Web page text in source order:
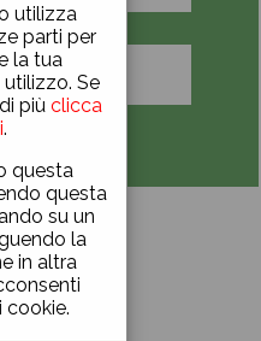
utilizza
parti per
la tua
Se
più clicca
.
questa
questa
su un
la
in altra
cookie.